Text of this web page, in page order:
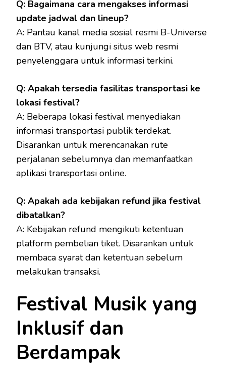
Q: Bagaimana cara mengakses informasi
update jadwal dan lineup?
A: Pantau kanal media sosial resmi B-Universe
dan BTV, atau kunjungi situs web resmi
penyelenggara untuk informasi terkini.
Q: Apakah tersedia fasilitas transportasi ke
lokasi festival?
A: Beberapa lokasi festival menyediakan
informasi transportasi publik terdekat.
Disarankan untuk merencanakan rute
perjalanan sebelumnya dan memanfaatkan
aplikasi transportasi online.
Q: Apakah ada kebijakan refund jika festival
dibatalkan?
A: Kebijakan refund mengikuti ketentuan
platform pembelian tiket. Disarankan untuk
membaca syarat dan ketentuan sebelum
melakukan transaksi.
Festival Musik yang
Inklusif dan
Berdampak